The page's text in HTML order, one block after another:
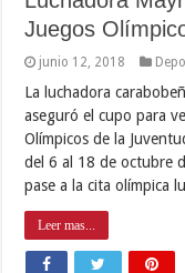
Juegos
junio 12, 2018
La luchadora
aseguró el cupo para
Olímpicos de la
del 6 al 18 de octubre
pase a la cita olímpica
Leer mas...